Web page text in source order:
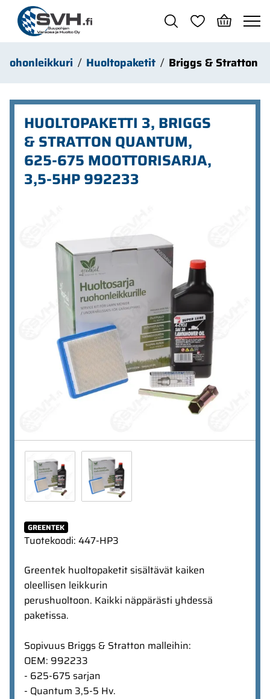
Siirry pääsisältöön
Huoltopaketit Briggs & Stratton
HUOLTOPAKETTI 3, BRIGGS
& STRATTON QUANTUM,
625-675 MOOTTORISARJA,
3,5-5HP 992233
GREENTEK
Tuotekoodi: 447-HP3
Greentek huoltopaketit sisältävät kaiken
oleellisen leikkurin
perushuoltoon. Kaikki näppärästi yhdessä
paketissa.
Sopivuus Briggs & Stratton malleihin:
OEM: 992233
- 625-675 sarjan
- Quantum 3,5-5 Hv.